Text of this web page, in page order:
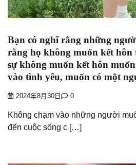
Bạn có nghĩ rằng những
rằng họ không muốn kết hôn
sự không muốn kết hôn
vào tình yêu, muốn có một
2024年8月30日 0
Không chạm vào những người
đến cuộc sống c […]